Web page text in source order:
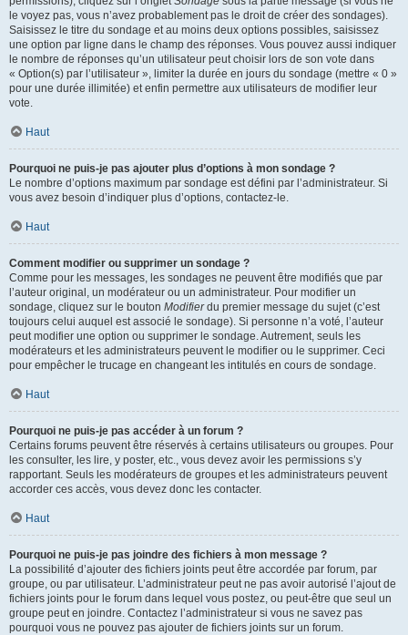
le voyez pas, vous n’avez probablement pas le droit de créer des sondages).
Saisissez le titre du sondage et au moins deux options possibles, saisissez
une option par ligne dans le champ des réponses. Vous pouvez aussi indiquer
le nombre de réponses qu’un utilisateur peut choisir lors de son vote dans
« Option(s) par l’utilisateur », limiter la durée en jours du sondage (mettre « 0 »
pour une durée illimitée) et enfin permettre aux utilisateurs de modifier leur
vote.
Haut
Pourquoi ne puis-je pas ajouter plus d’options à mon sondage ?
Le nombre d’options maximum par sondage est défini par l’administrateur. Si
vous avez besoin d’indiquer plus d’options, contactez-le.
Haut
Comment modifier ou supprimer un sondage ?
Comme pour les messages, les sondages ne peuvent être modifiés que par
l’auteur original, un modérateur ou un administrateur. Pour modifier un
sondage, cliquez sur le bouton Modifierdu premier message du sujet (c’est
toujours celui auquel est associé le sondage). Si personne n’a voté, l’auteur
peut modifier une option ou supprimer le sondage. Autrement, seuls les
modérateurs et les administrateurs peuvent le modifier ou le supprimer. Ceci
pour empêcher le trucage en changeant les intitulés en cours de sondage.
Haut
Pourquoi ne puis-je pas accéder à un forum ?
Certains forums peuvent être réservés à certains utilisateurs ou groupes. Pour
les consulter, les lire, y poster, etc., vous devez avoir les permissions s’y
rapportant. Seuls les modérateurs de groupes et les administrateurs peuvent
accorder ces accès, vous devez donc les contacter.
Haut
Pourquoi ne puis-je pas joindre des fichiers à mon message ?
La possibilité d’ajouter des fichiers joints peut être accordée par forum, par
groupe, ou par utilisateur. L’administrateur peut ne pas avoir autorisé l’ajout de
fichiers joints pour le forum dans lequel vous postez, ou peut-être que seul un
groupe peut en joindre. Contactez l’administrateur si vous ne savez pas
pourquoi vous ne pouvez pas ajouter de fichiers joints sur un forum.